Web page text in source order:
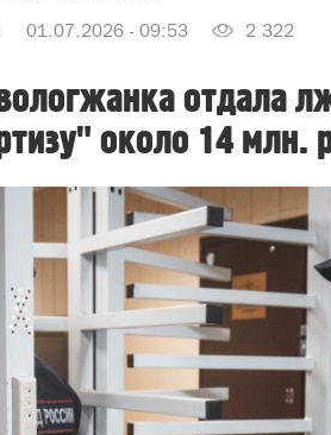
01.07.2026 - 09:53 2 322
отдала
около 14 млн.